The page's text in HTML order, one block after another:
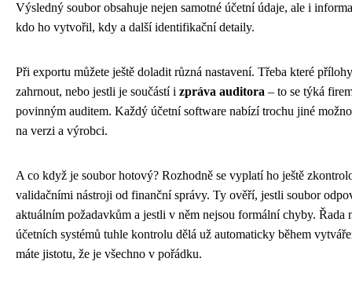
Výsledný soubor obsahuje nejen samotné účetní údaje, ale i
kdo ho vytvořil, kdy a další identifikační detaily.
Při exportu můžete ještě doladit různá nastavení. Třeba které
zahrnout, nebo jestli je součástí i zpráva auditora – to se týká
povinným auditem. Každý účetní software nabízí trochu jiné
na verzi a výrobci.
A co když je soubor hotový? Rozhodně se vyplatí ho ještě
validačními nástroji od finanční správy. Ty ověří, jestli soubor
aktuálním požadavkům a jestli v něm nejsou formální chyby. Řada
účetních systémů tuhle kontrolu dělá už automaticky během
máte jistotu, že je všechno v pořádku.